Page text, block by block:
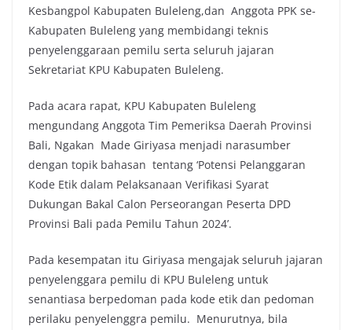
Kesbangpol Kabupaten Buleleng,dan Anggota PPK se-
Kabupaten Buleleng yang membidangi teknis
penyelenggaraan pemilu serta seluruh jajaran
Sekretariat KPU Kabupaten Buleleng.
Pada acara rapat, KPU Kabupaten Buleleng
mengundang Anggota Tim Pemeriksa Daerah Provinsi
Bali, Ngakan Made Giriyasa menjadi narasumber
dengan topik bahasan tentang ‘Potensi Pelanggaran
Kode Etik dalam Pelaksanaan Verifikasi Syarat
Dukungan Bakal Calon Perseorangan Peserta DPD
Provinsi Bali pada Pemilu Tahun 2024’.
Pada kesempatan itu Giriyasa mengajak seluruh jajaran
penyelenggara pemilu di KPU Buleleng untuk
senantiasa berpedoman pada kode etik dan pedoman
perilaku penyelenggra pemilu. Menurutnya, bila